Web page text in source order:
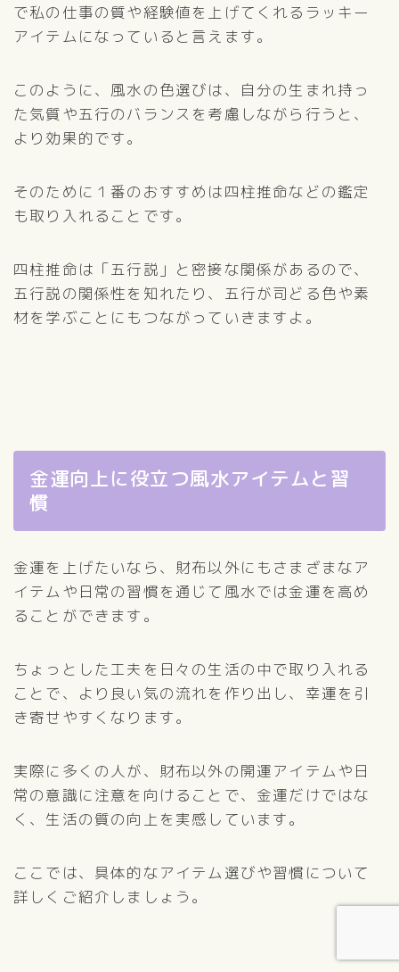
で私の仕事の質や経験値を上げてくれるラッキー
アイテムになっていると言えます。
このように、風水の色選びは、自分の生まれ持っ
た気質や五行のバランスを考慮しながら行うと、
より効果的です。
そのために１番のおすすめは四柱推命などの鑑定
も取り入れることです。
四柱推命は「五行説」と密接な関係があるので、
五行説の関係性を知れたり、五行が司どる色や素
材を学ぶことにもつながっていきますよ。
金運向上に役立つ風水アイテムと習
慣
金運を上げたいなら、財布以外にもさまざまなア
イテムや日常の習慣を通じて風水では金運を高め
ることができます。
ちょっとした工夫を日々の生活の中で取り入れる
ことで、より良い気の流れを作り出し、幸運を引
き寄せやすくなります。
実際に多くの人が、財布以外の開運アイテムや日
常の意識に注意を向けることで、金運だけではな
く、生活の質の向上を実感しています。
ここでは、具体的なアイテム選びや習慣について
詳しくご紹介しましょう。